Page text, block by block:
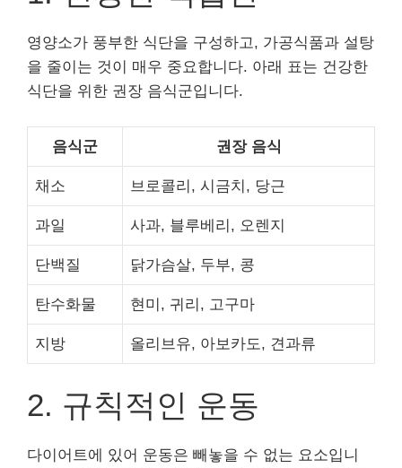
영양소가 풍부한 식단을 구성하고, 가공식품과 설탕
을 줄이는 것이 매우 중요합니다. 아래 표는 건강한
식단을 위한 권장 음식군입니다.
음식군 권장 음식
채소 브로콜리, 시금치, 당근
과일 사과, 블루베리, 오렌지
단백질 닭가슴살, 두부, 콩
탄수화물 현미, 귀리, 고구마
지방 올리브유, 아보카도, 견과류
2. 규칙적인 운동
다이어트에 있어 운동은 빼놓을 수 없는 요소입니